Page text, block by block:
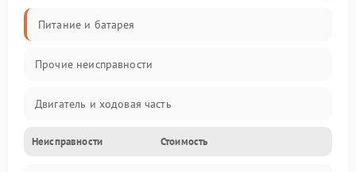
Питание и батарея
Прочие неисправности
Двигатель и ходовая часть
Тормоза и безопасность
Неисправности Стоимость